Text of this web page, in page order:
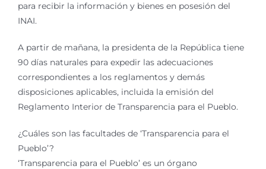
para recibir la información y bienes en posesión del
INAI.
A partir de mañana, la presidenta de la República tiene
90 días naturales para expedir las adecuaciones
correspondientes a los reglamentos y demás
disposiciones aplicables, incluida la emisión del
Reglamento Interior de Transparencia para el Pueblo.
¿Cuáles son las facultades de ‘Transparencia para el
Pueblo’?
‘Transparencia para el Pueblo’ es un órgano